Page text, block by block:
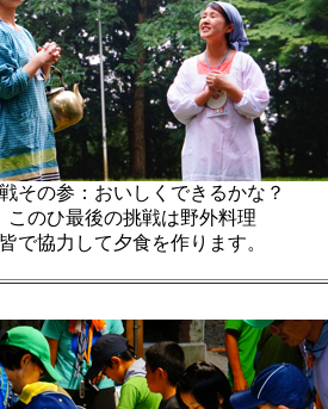
その参：おいしくできるかな？
このひ最後の挑戦は野外料理
皆で協力して夕食を作ります。